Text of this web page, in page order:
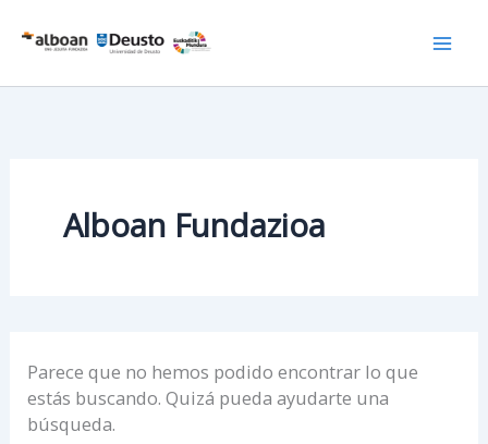
Alboan Fundazioa
Parece que no hemos podido encontrar lo que
estás buscando. Quizá pueda ayudarte una
búsqueda.